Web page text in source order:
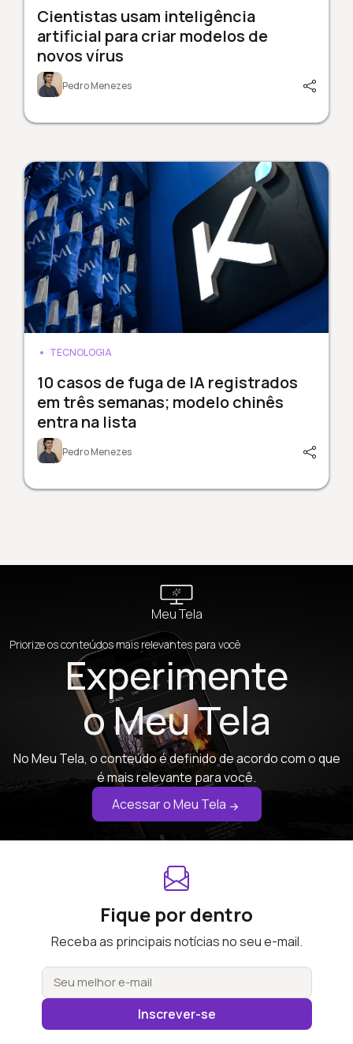
Cientistas usam inteligência
artificial para criar modelos de
novos vírus
Pedro Menezes
TECNOLOGIA
10 casos de fuga de IA registrados
em três semanas; modelo chinês
entra na lista
Pedro Menezes
Meu Tela
Priorize os conteúdos mais relevantes para você
Experimente
o Meu Tela
No Meu Tela, o conteúdo é definido de acordo com o que
é mais relevante para você.
Acessar o Meu Tela
Fique por dentro
Receba as principais notícias no seu e-mail.
Inscrever-se